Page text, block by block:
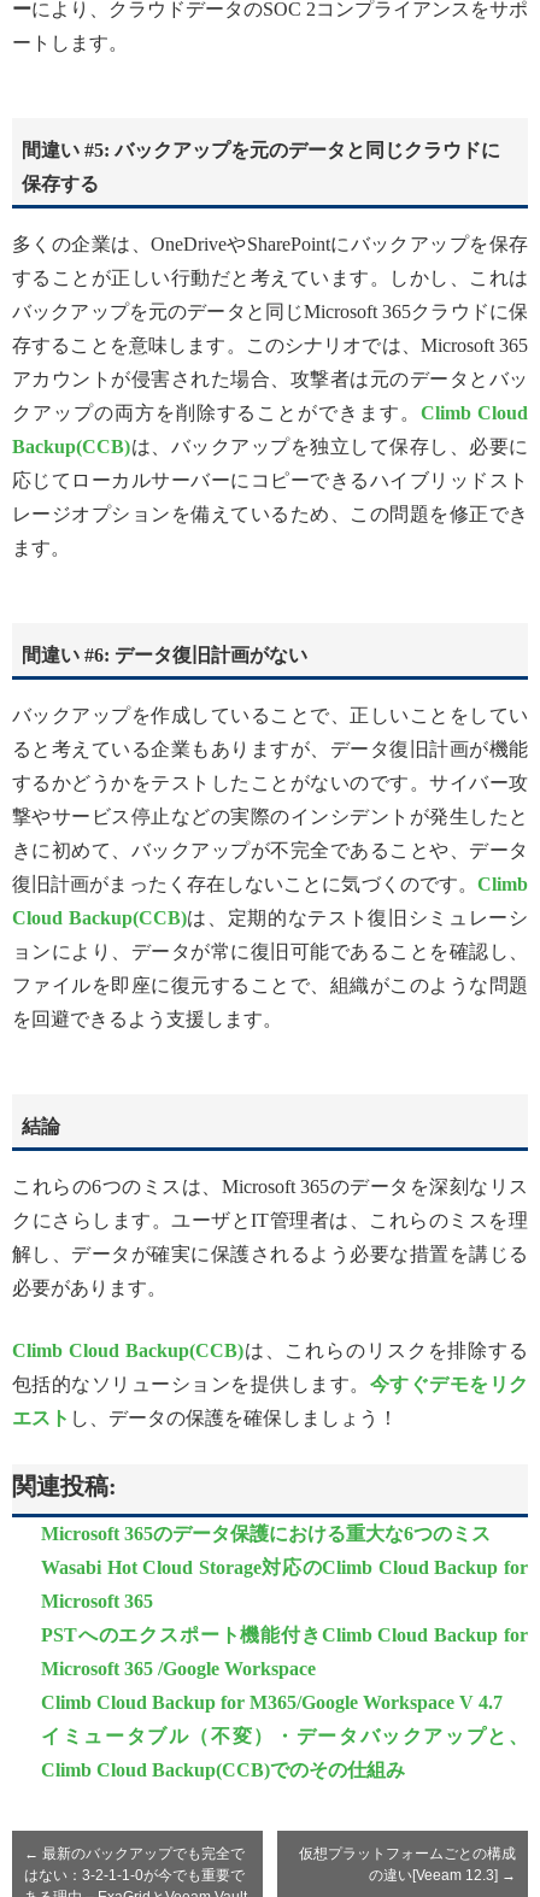
ーにより、クラウドデータのSOC 2コンプライアンスをサポ
ートします。
間違い #5: バックアップを元のデータと同じクラウドに
保存する
多くの企業は、OneDriveやSharePointにバックアップを保存
することが正しい行動だと考えています。しかし、これは
バックアップを元のデータと同じMicrosoft 365クラウドに保
存することを意味します。このシナリオでは、Microsoft 365
アカウントが侵害された場合、攻撃者は元のデータとバッ
クアップの両方を削除することができます。Climb Cloud
Backup(CCB)は、バックアップを独立して保存し、必要に
応じてローカルサーバーにコピーできるハイブリッドスト
レージオプションを備えているため、この問題を修正でき
ます。
間違い #6: データ復旧計画がない
バックアップを作成していることで、正しいことをしてい
ると考えている企業もありますが、データ復旧計画が機能
するかどうかをテストしたことがないのです。サイバー攻
撃やサービス停止などの実際のインシデントが発生したと
きに初めて、バックアップが不完全であることや、データ
復旧計画がまったく存在しないことに気づくのです。 Climb
Cloud Backup(CCB)は、定期的なテスト復旧シミュレーシ
ョンにより、データが常に復旧可能であることを確認し、
ファイルを即座に復元することで、組織がこのような問題
を回避できるよう支援します。
結論
これらの6つのミスは、Microsoft 365のデータを深刻なリス
クにさらします。ユーザとIT管理者は、これらのミスを理
解し、データが確実に保護されるよう必要な措置を講じる
必要があります。
Climb Cloud Backup(CCB)は、これらのリスクを排除する
包括的なソリューションを提供します。 今すぐデモをリク
エスト し、データの保護を確保しましょう！
関連投稿:
Microsoft 365のデータ保護における重大な6つのミス
Wasabi Hot Cloud Storage対応のClimb Cloud Backup for
Microsoft 365
PSTへのエクスポート機能付きClimb Cloud Backup for
Microsoft 365 /Google Workspace
Climb Cloud Backup for M365/Google Workspace V 4.7
イミュータブル（不変）・データバックアップと、
Climb Cloud Backup(CCB)でのその仕組み
← 最新のバックアップでも完全で
はない：3-2-1-1-0が今でも重要で
仮想プラットフォームごとの構成
の違い[Veeam 12.3] →